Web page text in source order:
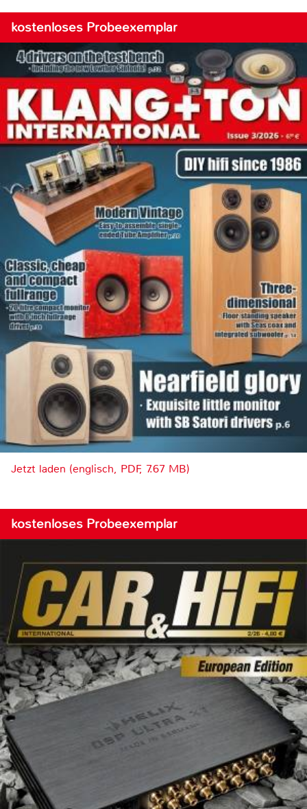
kostenloses Probeexemplar
Jetzt laden (englisch, PDF, 7.67 MB)
kostenloses Probeexemplar